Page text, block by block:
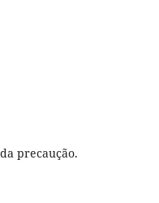
precaução.